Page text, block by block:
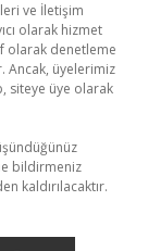
ve İletişim
olarak hizmet
olarak denetleme
Ancak, üyelerimiz
siteye üye olarak
bildirmeniz
kaldırılacaktır.